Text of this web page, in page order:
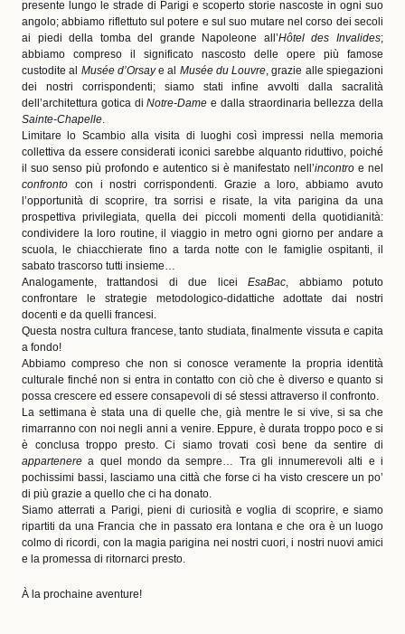
presente lungo le strade di Parigi e scoperto storie nascoste in ogni suo
angolo; abbiamo riflettuto sul potere e sul suo mutare nel corso dei secoli
ai piedi della tomba del grande Napoleone all’Hôtel des Invalides;
abbiamo compreso il significato nascosto delle opere più famose
custodite al Musée d’Orsaye al Musée du Louvre , grazie alle spiegazioni
dei nostri corrispondenti; siamo stati infine avvolti dalla sacralità
dell’architettura gotica diNotre-Dame e dalla straordinaria bellezza della
Sainte-Chapelle
Limitare lo Scambio alla visita di luoghi così impressi nella memoria
collettiva da essere considerati iconici sarebbe alquanto riduttivo, poiché
il suo senso più profondo e autentico si è manifestato nell’incontro e nel
confronto con i nostri corrispondenti. Grazie a loro, abbiamo avuto
l’opportunità di scoprire, tra sorrisi e risate, la vita parigina da una
prospettiva privilegiata, quella dei piccoli momenti della quotidianità:
condividere la loro routine, il viaggio in metro ogni giorno per andare a
scuola, le chiacchierate fino a tarda notte con le famiglie ospitanti, il
sabato trascorso tutti insieme…
Analogamente, trattandosi di due liceiEsaBac , abbiamo potuto
confrontare le strategie metodologico-didattiche adottate dai nostri
docenti e da quelli francesi.
Questa nostra cultura francese, tanto studiata, finalmente vissuta e capita
a fondo!
Abbiamo compreso che non si conosce veramente la propria identità
culturale finché non si entra in contatto con ciò che è diverso e quanto si
possa crescere ed essere consapevoli di sé stessi attraverso il confronto.
La settimana è stata una di quelle che, già mentre le si vive, si sa che
rimarranno con noi negli anni a venire. Eppure, è durata troppo poco e si
è conclusa troppo presto. Ci siamo trovati così bene da sentire di
appartenere a quel mondo da sempre… Tra gli innumerevoli alti e i
pochissimi bassi, lasciamo una città che forse ci ha visto crescere un po’
di più grazie a quello che ci ha donato.
Siamo atterrati a Parigi, pieni di curiosità e voglia di scoprire, e siamo
ripartiti da una Francia che in passato era lontana e che ora è un luogo
colmo di ricordi, con la magia parigina nei nostri cuori, i nostri nuovi amici
e la promessa di ritornarci presto.
À la prochaine aventure!